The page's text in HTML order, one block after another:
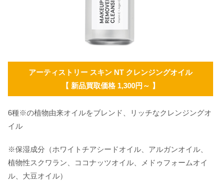
アーティストリー スキン NT クレンジングオイル
【 新品買取価格 1,300円～ 】
6種※の植物由来オイルをブレンド、リッチなクレンジングオ
イル
※保湿成分（ホワイトチアシードオイル、アルガンオイル、
植物性スクワラン、ココナッツオイル、メドゥフォームオイ
ル、大豆オイル）